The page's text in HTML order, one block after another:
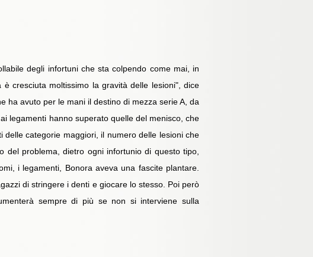
degli infortuni che sta colpendo come mai, in
cresciuta moltissimo la gravità delle lesioni", dice
ha avuto per le mani il destino di mezza serie A, da
legamenti hanno superato quelle del menisco, che
categorie maggiori, il numero delle lesioni che
problema, dietro ogni infortunio di questo tipo,
i legamenti, Bonora aveva una fascite plantare.
di stringere i denti e giocare lo stesso. Poi però
sempre di più se non si interviene sulla